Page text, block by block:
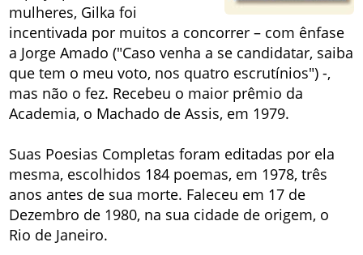
mulheres, Gilka foi
incentivada por muitos a concorrer – com ênfase
a Jorge Amado ("Caso venha a se candidatar, saiba
que tem o meu voto, nos quatro escrutínios") -,
mas não o fez. Recebeu o maior prêmio da
Academia, o Machado de Assis, em 1979.
Suas Poesias Completas foram editadas por ela
mesma, escolhidos 184 poemas, em 1978, três
anos antes de sua morte. Faleceu em 17 de
Dezembro de 1980, na sua cidade de origem, o
Rio de Janeiro.